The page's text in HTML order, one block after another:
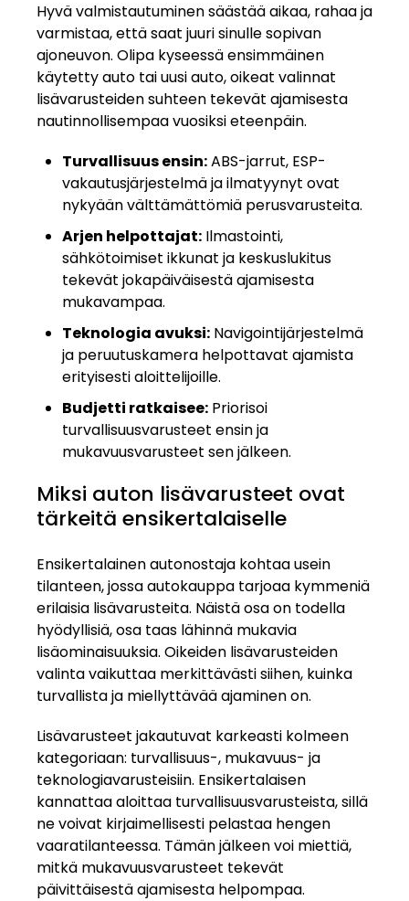
Hyvä valmistautuminen säästää aikaa, rahaa ja
varmistaa, että saat juuri sinulle sopivan
ajoneuvon. Olipa kyseessä ensimmäinen
käytetty auto tai uusi auto, oikeat valinnat
lisävarusteiden suhteen tekevät ajamisesta
nautinnollisempaa vuosiksi eteenpäin.
Turvallisuus ensin:ABS-jarrut, ESP-
vakautusjärjestelmä ja ilmatyynyt ovat
nykyään välttämättömiä perusvarusteita.
Arjen helpottajat: Ilmastointi,
sähkötoimiset ikkunat ja keskuslukitus
tekevät jokapäiväisestä ajamisesta
mukavampaa.
Teknologia avuksi: Navigointijärjestelmä
ja peruutuskamera helpottavat ajamista
erityisesti aloittelijoille.
Budjetti ratkaisee: Priorisoi
turvallisuusvarusteet ensin ja
mukavuusvarusteet sen jälkeen.
Miksi auton lisävarusteet ovat
tärkeitä ensikertalaiselle
Ensikertalainen autonostaja kohtaa usein
tilanteen, jossa autokauppa tarjoaa kymmeniä
erilaisia lisävarusteita. Näistä osa on todella
hyödyllisiä, osa taas lähinnä mukavia
lisäominaisuuksia. Oikeiden lisävarusteiden
valinta vaikuttaa merkittävästi siihen, kuinka
turvallista ja miellyttävää ajaminen on.
Lisävarusteet jakautuvat karkeasti kolmeen
kategoriaan: turvallisuus-, mukavuus- ja
teknologiavarusteisiin. Ensikertalaisen
kannattaa aloittaa turvallisuusvarusteista, sillä
ne voivat kirjaimellisesti pelastaa hengen
vaaratilanteessa. Tämän jälkeen voi miettiä,
mitkä mukavuusvarusteet tekevät
päivittäisestä ajamisesta helpompaa.